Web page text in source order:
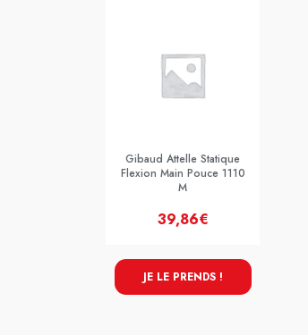
Gibaud Attelle Statique
Flexion Main Pouce 1110
M
39,86€
JE LE PRENDS !